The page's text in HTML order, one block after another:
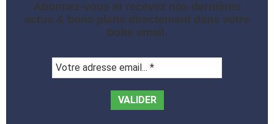
Abonnez-vous et recevez nos dernières
actus & bons plans directement dans votre
boite email.
adresse